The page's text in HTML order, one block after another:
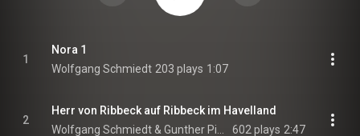
1
Nora 1
Wolfgang Schmiedt 203 plays 1:07
2
Herr von Ribbeck auf Ribbeck im Havelland
602 plays 2:47